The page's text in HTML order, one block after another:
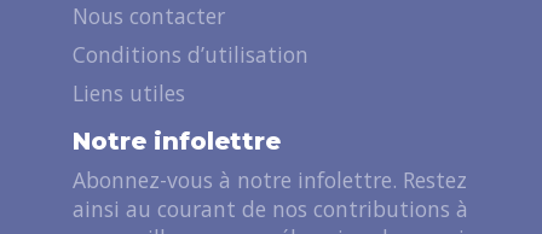
Nous contacter
Conditions d’utilisation
Liens utiles
Notre infolettre
Abonnez-vous à notre infolettre. Restez
ainsi au courant de nos contributions à